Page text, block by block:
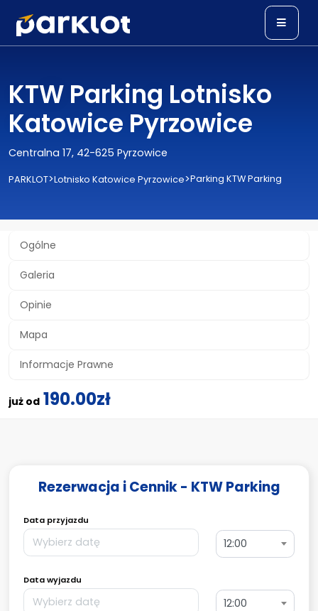
KTW Parking Lotnisko
Katowice Pyrzowice
Centralna 17, 42-625 Pyrzowice
PARKLOT>Lotnisko Katowice Pyrzowice>Parking KTW Parking
Ogólne
Galeria
Opinie
Mapa
Informacje Prawne
już od 190.00zł
Rezerwacja i Cennik - KTW Parking
Data przyjazdu
12:00
Data wyjazdu
12:00